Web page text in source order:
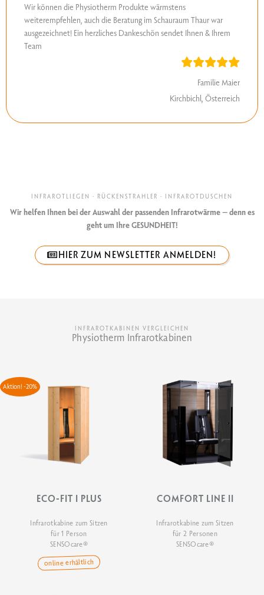
Wir können die Physiotherm Produkte wärmstens
weiterempfehlen, auch die Beratung im Schauraum Thaur war
ausgezeichnet! Ein herzliches Dankeschön sendet Ihnen & Ihrem
Team
Familie Maier
Kirchbichl, Österreich
INFRAROTLIEGEN · RÜCKENSTRAHLER · INFRAROTDUSCHEN
Wir helfen Ihnen bei der Auswahl der passenden Infrarotwärme – denn es
geht um Ihre GESUNDHEIT!
HIER ZUM NEWSLETTER ANMELDEN!
INFRAROTKABINEN VERGLEICHEN
Physiotherm Infrarotkabinen
Aktion! -20%
ECO-FIT I PLUS
Infrarotkabine zum Sitzen
für 1 Person
SENSOcare®
COMFORT LINE II
Infrarotkabine zum Sitzen
für 2 Personen
SENSOcare®